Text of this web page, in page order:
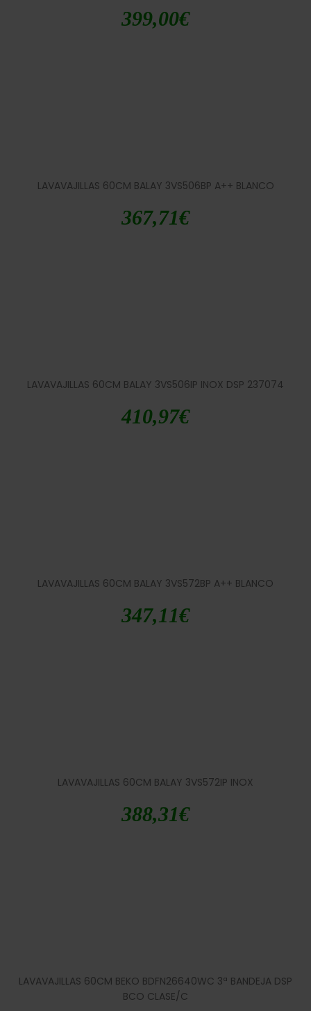
399,00€
LAVAVAJILLAS 60CM BALAY 3VS506BP A++ BLANCO
367,71€
LAVAVAJILLAS 60CM BALAY 3VS506IP INOX DSP 237074
410,97€
LAVAVAJILLAS 60CM BALAY 3VS572BP A++ BLANCO
347,11€
LAVAVAJILLAS 60CM BALAY 3VS572IP INOX
388,31€
LAVAVAJILLAS 60CM BEKO BDFN26640WC 3ª BANDEJA DSP
BCO CLASE/C